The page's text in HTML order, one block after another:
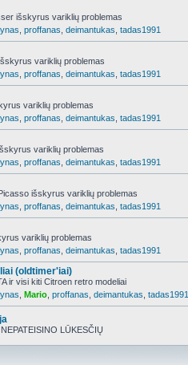
išskyrus variklių problemas
proffanas deimantukas tadas1991
variklių problemas
proffanas deimantukas tadas1991
variklių problemas
proffanas deimantukas tadas1991
variklių problemas
proffanas deimantukas tadas1991
išskyrus variklių problemas
proffanas deimantukas tadas1991
variklių problemas
proffanas deimantukas tadas1991
(oldtimer'iai)
ir visi kiti Citroen retro modeliai
Mario proffanas deimantukas tadas1991
LŪKESČIŲ